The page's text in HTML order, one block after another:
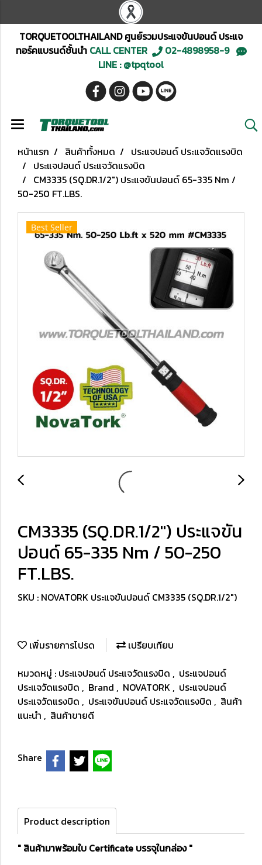
TORQUETOOLTHAILAND ศูนย์รวมประแจขันปอนด์ ประแจ
ทอร์คแบรนด์ชั้นนำCALL CENTER
02-4898958-9
LINE : @tpqtool
หน้าแรก สินค้าทั้งหมด
ประแจปอนด์ ประแจวัดแรงบิด
ประแจปอนด์ ประแจวัดแรงบิด
CM3335 (SQ.DR.1/2") ประแจขันปอนด์ 65-335 Nm /
50-250 FT.LBS.
Best Seller
CM3335 (SQ.DR.1/2") ประแจขัน
ปอนด์ 65-335 Nm / 50-250
FT.LBS.
SKU : NOVATORK ประแจขันปอนด์ CM3335 (SQ.DR.1/2")
เพิ่มรายการโปรด
เปรียบเทียบ
หมวดหมู่ : ประแจปอนด์ ประแจวัดแรงบิด , ประแจปอนด์
ประแจวัดแรงบิด , Brand , NOVATORK , ประแจปอนด์
ประแจวัดแรงบิด , ประแจขันปอนด์ ประแจวัดแรงบิด , สินค้า
แนะนำ , สินค้าขายดี
Share
Product description
" สินค้ามาพร้อมใบ Certificate บรรจุในกล่อง "